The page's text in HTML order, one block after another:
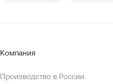
Компания
Производство в России